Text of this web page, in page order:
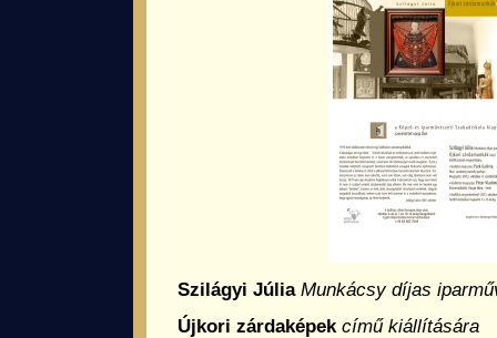
Szilágyi Júlia Munkácsy díjas
Újkori zárdaképek című kiállítására